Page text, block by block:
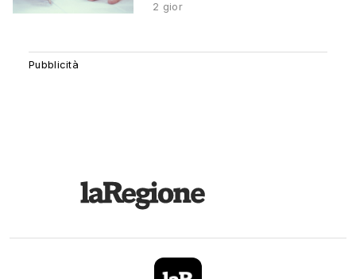
2 gior